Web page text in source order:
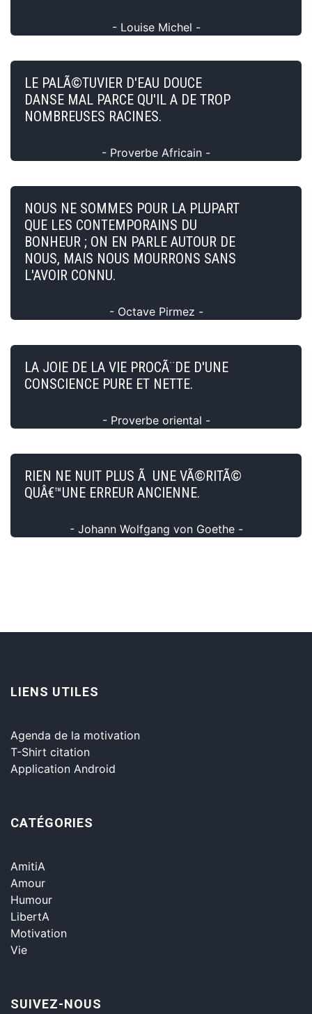
- Louise Michel -
LE PALÃ©TUVIER D'EAU DOUCE
DANSE MAL PARCE QU'IL A DE TROP
NOMBREUSES RACINES.
- Proverbe Africain -
NOUS NE SOMMES POUR LA PLUPART
QUE LES CONTEMPORAINS DU
BONHEUR ; ON EN PARLE AUTOUR DE
NOUS, MAIS NOUS MOURRONS SANS
L'AVOIR CONNU.
- Octave Pirmez -
LA JOIE DE LA VIE PROCÃ¨DE D'UNE
CONSCIENCE PURE ET NETTE.
- Proverbe oriental -
RIEN NE NUIT PLUS Ã UNE VÃ©RITÃ©
QUÂ€™UNE ERREUR ANCIENNE.
- Johann Wolfgang von Goethe -
LIENS UTILES
Agenda de la motivation
T-Shirt citation
Application Android
CATÉGORIES
AmitiA
Amour
Humour
LibertA
Motivation
Vie
SUIVEZ-NOUS